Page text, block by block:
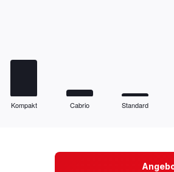
Kompakt Cabrio Standard